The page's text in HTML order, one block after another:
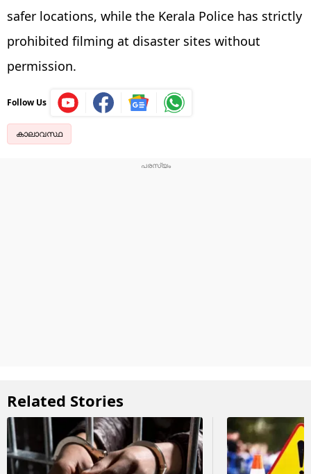
safer locations, while the Kerala Police has strictly
prohibited filming at disaster sites without
permission.
Follow Us
കാലാവസ്ഥ
Related Stories